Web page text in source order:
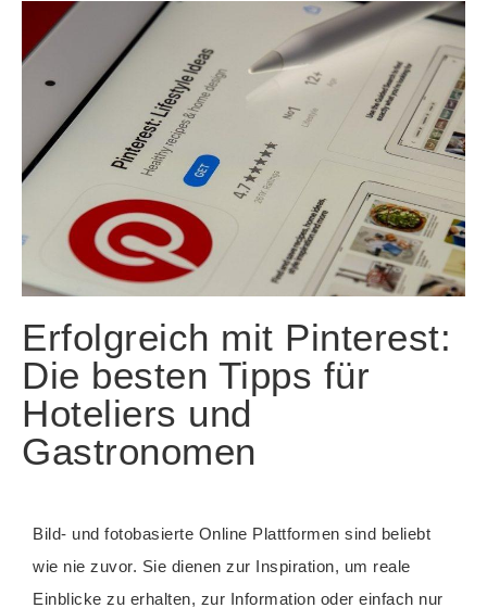
Erfolgreich mit Pinterest:
Die besten Tipps für
Hoteliers und
Gastronomen
Bild- und fotobasierte Online Plattformen sind beliebt
wie nie zuvor. Sie dienen zur Inspiration, um reale
Einblicke zu erhalten, zur Information oder einfach nur